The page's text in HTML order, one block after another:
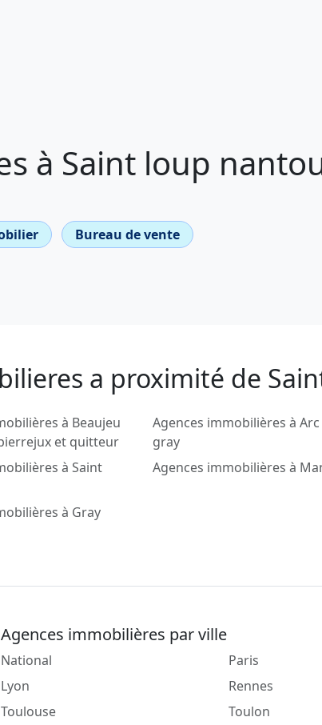
à Saint loup
Bureau de vente
a proximité de
à Beaujeu
et quitteur
Agences immobilières à Arc
gray
à Saint
Agences immobilières à
à Gray
Agences immobilières par ville
National
Lyon
Toulouse
Paris
Rennes
Toulon